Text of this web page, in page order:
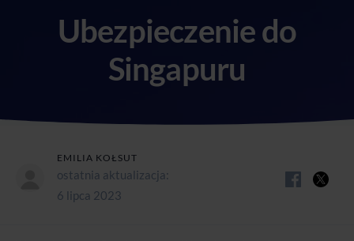
Ubezpieczenie do
Singapuru
EMILIA KOŁSUT
ostatnia aktualizacja:
6 lipca 2023